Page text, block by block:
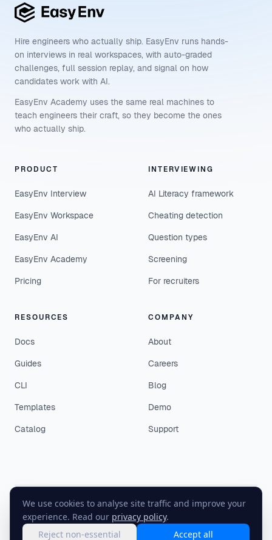
We use cookies to analyse site traffic and improve your
experience. Read our privacy policy.
Reject non-essential
Accept all
Hire engineers who actually ship. EasyEnv runs hands-
on interviews in real workspaces, with auto-graded
challenges, full session replay, and signal on how
candidates work with AI.
EasyEnv Academy uses the same real machines to
teach engineers their craft, so they become the ones
who actually ship.
PRODUCT
EasyEnv Interview
EasyEnv Workspace
EasyEnv AI
EasyEnv Academy
Pricing
INTERVIEWING
AI Literacy framework
Cheating detection
Question types
Screening
For recruiters
RESOURCES
Docs
Guides
CLI
Templates
Catalog
COMPANY
About
Careers
Blog
Demo
Support
©2026EasyEnv. All rights reserved.
Terms
· Privacy · Status